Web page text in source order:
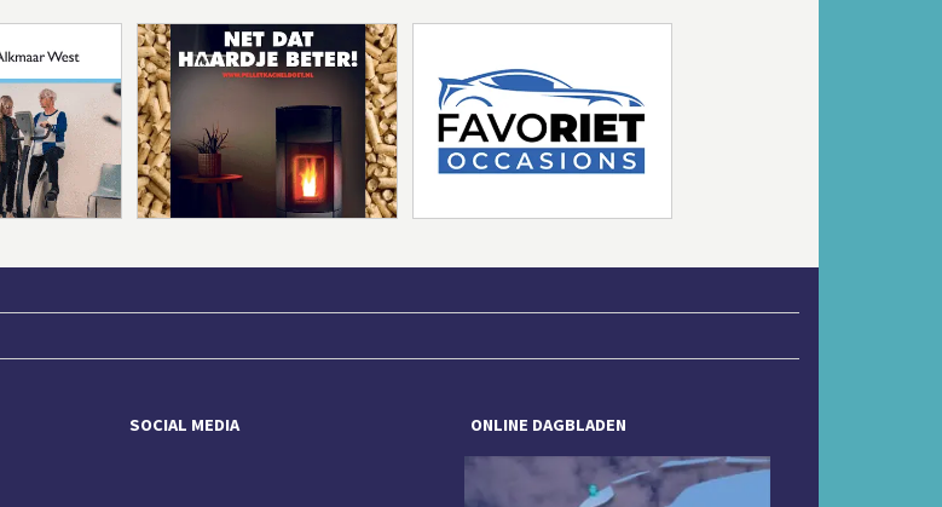
SOCIAL MEDIA ONLINE DAGBLADEN